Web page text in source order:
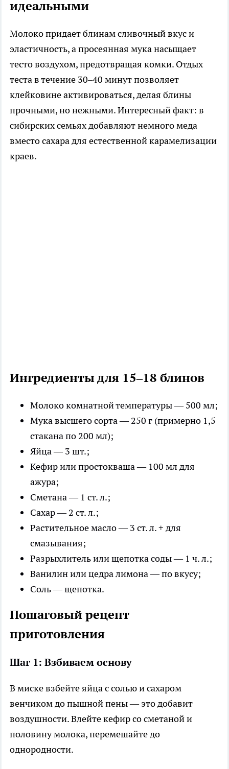
идеальными
Молоко придает блинам сливочный вкус и
эластичность, а просеянная мука насыщает
тесто воздухом, предотвращая комки. Отдых
теста в течение 30–40 минут позволяет
клейковине активироваться, делая блины
прочными, но нежными. Интересный факт: в
сибирских семьях добавляют немного меда
вместо сахара для естественной карамелизации
краев.
Ингредиенты для 15–18 блинов
Молоко комнатной температуры — 500 мл;
Мука высшего сорта — 250 г (примерно 1,5
стакана по 200 мл);
Яйца — 3 шт.;
Кефир или простокваша — 100 мл для
ажура;
Сметана — 1 ст. л.;
Сахар — 2 ст. л.;
Растительное масло — 3 ст. л. + для
смазывания;
Разрыхлитель или щепотка соды — 1 ч. л.;
Ванилин или цедра лимона — по вкусу;
Соль — щепотка.
Пошаговый рецепт
приготовления
Шаг 1: Взбиваем основу
В миске взбейте яйца с солью и сахаром
венчиком до пышной пены — это добавит
воздушности. Влейте кефир со сметаной и
половину молока, перемешайте до
однородности.